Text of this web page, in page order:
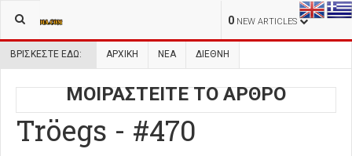
0 NEW ARTICLES
ΒΡΊΣΚΕΣΤΕ ΕΔΏ: ΑΡΧΙΚΉ ΝΕΑ ΔΙΕΘΝΗ
ΜΟΙΡΑΣΤΕΙΤΕ ΤΟ ΑΡΘΡΟ
Tröegs - #470